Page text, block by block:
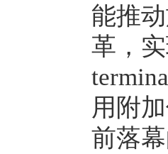
能推
革，
用附
前落